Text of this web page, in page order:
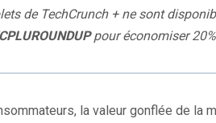
de TechCrunch + ne sont
pour économiser
la valeur gonflée de la